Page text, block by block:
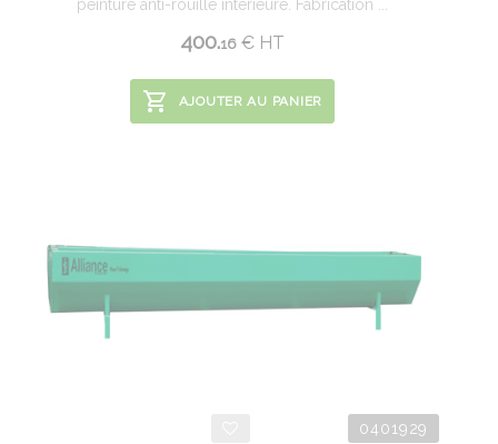
peinture anti-rouille intérieure. Fabrication ...
400.16 € HT
AJOUTER AU PANIER
0401929